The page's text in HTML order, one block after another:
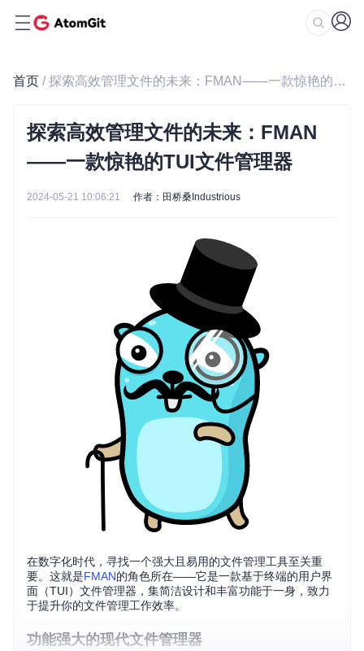
首页 / 探索高效管理文件的未来：FMAN——一款惊艳的TUI文件管理器
探索高效管理文件的未来：FMAN
——一款惊艳的TUI文件管理器
2024-05-21 10:06:21 作者：田桥桑Industrious
在数字化时代，寻找一个强大且易用的文件管理工具至关重
要。这就是FMAN的角色所在——它是一款基于终端的用户界
面（TUI）文件管理器，集简洁设计和丰富功能于一身，致力
于提升你的文件管理工作效率。
功能强大的现代文件管理器